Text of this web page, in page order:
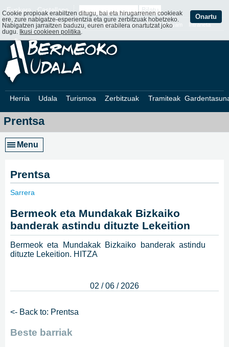
Euskera Castellano
Web Mapa Web ofizialak Kontaktatu Webcam Intraneta
Herria Udala Turismoa Zerbitzuak Tramiteak
Prentsa
Menu
Prentsa
Sarrera
Bermeok eta Mundakak Bizkaiko
banderak astindu dituzte Lekeition
Bermeok eta Mundakak Bizkaiko banderak astindu
dituzte Lekeition. HITZA
02 / 06 / 2026
<- Back to: Prentsa
Beste barriak
Onartu
Cookie propioak erabiltzen ditugu, bai eta hirugarrenen cookieak
ere, zure nabigatze-esperientzia eta gure zerbitzuak hobetzeko.
Nabigatzen jarraitzen baduzu, euren erabilera onartutzat joko
dugu.
Ikusi cookieen politika